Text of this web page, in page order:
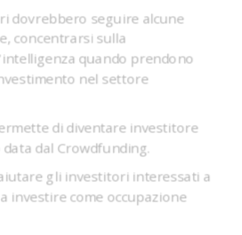
dovrebbero seguire alcune
concentrarsi sulla
quando prendono
nel settore
di diventare investitore
dal Crowdfunding.
gli investitori interessati a
investire come occupazione